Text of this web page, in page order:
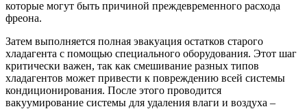
которые могут быть причиной преждевременного расхода
фреона.
Затем выполняется полная эвакуация остатков старого
хладагента с помощью специального оборудования. Этот шаг
критически важен, так как смешивание разных типов
хладагентов может привести к повреждению всей системы
кондиционирования. После этого проводится
вакуумирование системы для удаления влаги и воздуха –